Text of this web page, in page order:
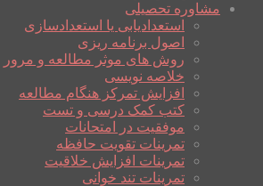
مشاوره تحصیلی
استعدادیابی یا استعدادسازی
اصول برنامه ریزی
روش های موثر مطالعه و مرور
خلاصه نویسی
افزایش تمرکز هنگام مطالعه
کتب کمک درسی و تست
موفقیت در امتحانات
تمرینات تقویت حافظه
تمرینات افزایش خلاقیت
تمرینات تند خوانی